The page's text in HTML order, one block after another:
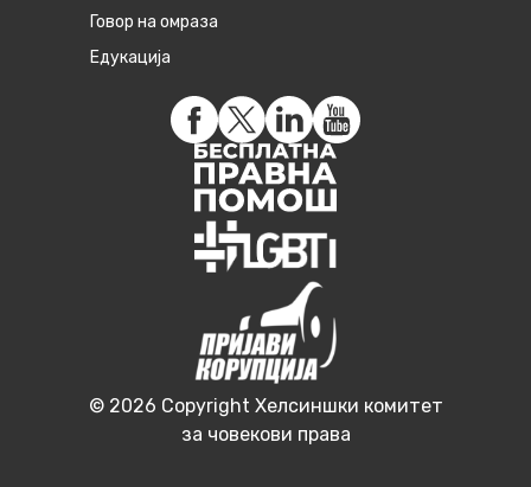
Говор на омраза
Едукација
© 2026 Copyright Хелсиншки комитет
за човекови права